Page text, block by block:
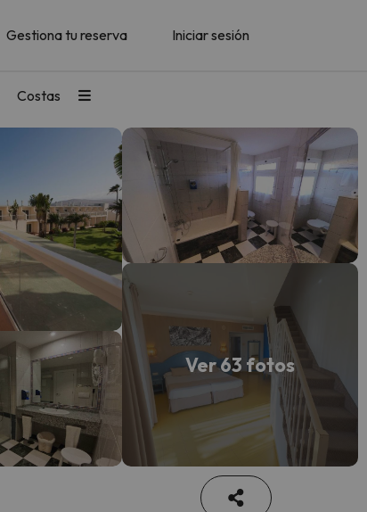
Gestiona tu reserva Iniciar sesión
Costas
Ver 63 fotos